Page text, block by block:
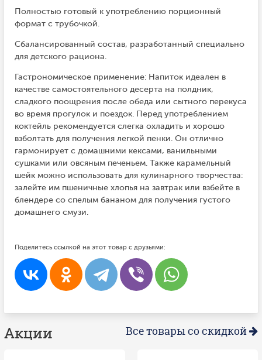
Полностью готовый к употреблению порционный
формат с трубочкой.
Сбалансированный состав, разработанный специально
для детского рациона.
Гастрономическое применение: Напиток идеален в
качестве самостоятельного десерта на полдник,
сладкого поощрения после обеда или сытного перекуса
во время прогулок и поездок. Перед употреблением
коктейль рекомендуется слегка охладить и хорошо
взболтать для получения легкой пенки. Он отлично
гармонирует с домашними кексами, ванильными
сушками или овсяным печеньем. Также карамельный
шейк можно использовать для кулинарного творчества:
залейте им пшеничные хлопья на завтрак или взбейте в
блендере со спелым бананом для получения густого
домашнего смузи.
Поделитесь ссылкой на этот товар с друзьями:
Акции Все товары со скидкой